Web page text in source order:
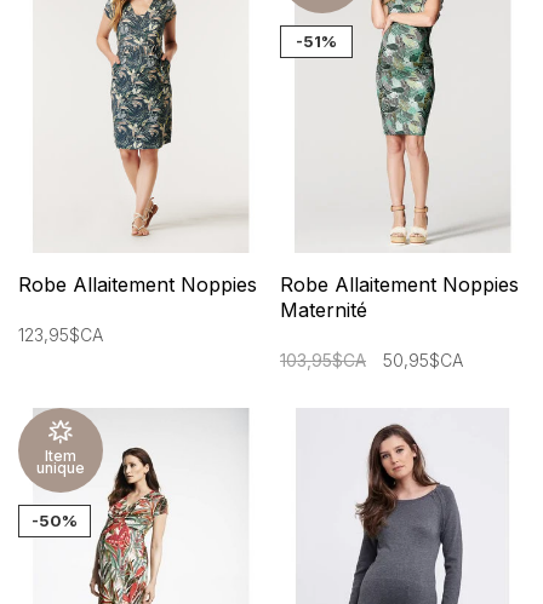
Robe Allaitement Noppies
123,95$CA
-51%
Robe Allaitement Noppies
Maternité
103,95$CA 50,95$CA
Item
unique
-50%